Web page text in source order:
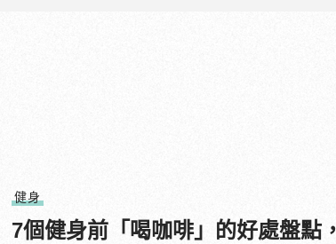
健身
7個健身前「喝咖啡」的好處盤點